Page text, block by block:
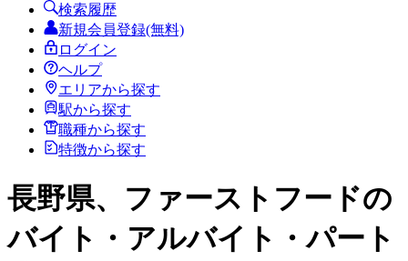
検索履歴
新規会員登録(無料)
ログイン
ヘルプ
エリアから探す
駅から探す
職種から探す
特徴から探す
長野県、ファーストフードの
バイト・アルバイト・パート